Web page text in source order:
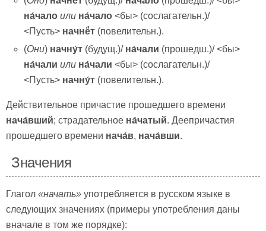
на́чало или на́чало <бы> (сослагательн.)/
<Пусть> начнё́т (повелительн.).
(Они) начну́т (будущ.)/на́чали (прошедш.)/ <бы>
на́чали или на́чали <бы> (сослагательн.)/
<Пусть> начну́т (повелительн.).
Действительное причастие прошедшего времени
нача́вший; страдательное на́чатый. Деепричастия
прошедшего времени нача́в, нача́вши.
Значения
Глагол «начать» употребляется в русском языке в
следующих значениях (примеры употребления даны
вначале в том же порядке):